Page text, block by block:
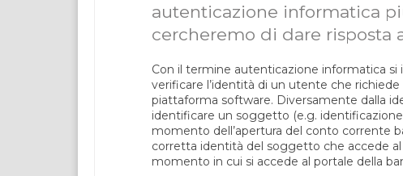
autenticazione informatica
cercheremo di dare risposta
Con il termine autenticazione informatica
verificare l’identità di un utente che
piattaforma software. Diversamente dalla
identificare un soggetto (e.g.
momento dell’apertura del conto corrente
corretta identità del soggetto che accede
momento in cui si accede al portale della